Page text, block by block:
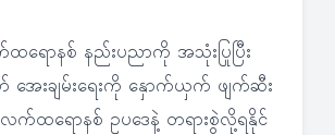
ရောနစ် နည်းပညာကို အသုံးပြုပြီး
အေးချမ်းရေးကို နှောက်ယှက် ဖျက်ဆီး
ထရောနစ် ဥပဒေနဲ့ တရားစွဲလို့ရနိုင်